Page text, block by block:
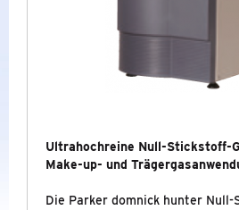
LABORGAS GENERATOREN
STICKSTOFFGENERATOREN
NEUHEITEN
SONDERAKTIONEN
Ultrahochreine Null-Stickstoff-
Make-up- und
Die Parker domnick hunter